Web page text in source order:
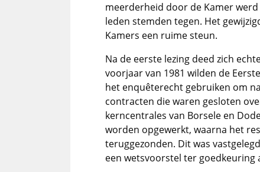
meerderheid door de Kamer werd
leden stemden tegen. Het
Kamers een ruime steun.
Na de eerste lezing deed zich
voorjaar van 1981 wilden de
het enquêterecht gebruiken om
contracten die waren gesloten
kerncentrales van Borsele en
worden opgewerkt, waarna het
teruggezonden. Dit was
een wetsvoorstel ter